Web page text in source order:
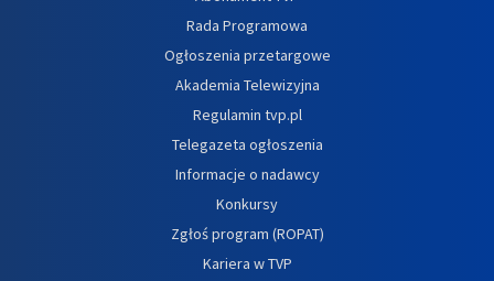
Rada Programowa
Ogłoszenia przetargowe
Akademia Telewizyjna
Regulamin tvp.pl
Telegazeta ogłoszenia
Informacje o nadawcy
Konkursy
Zgłoś program (ROPAT)
Kariera w TVP